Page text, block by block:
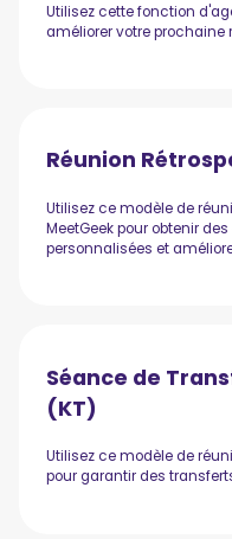
Utilisez cette fonction
améliorer votre prochaine
Réunion
Utilisez ce modèle de
MeetGeek pour obtenir
personnalisées et
Séance de
(KT)
Utilisez ce modèle de
pour garantir des